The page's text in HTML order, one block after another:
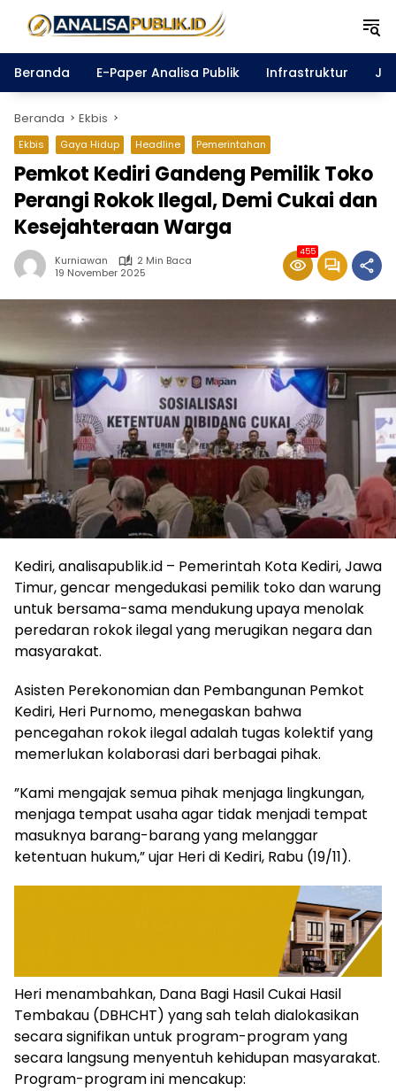
Beranda
E-Paper Analisa Publik Infrastruktur
Beranda Ekbis
Ekbis Gaya Hidup Headline Pemerintahan
Pemkot Kediri Gandeng Pemilik Toko
Perangi Rokok Ilegal, Demi Cukai dan
Kesejahteraan Warga
Kurniawan
2 Min Baca
19 November 2025
455
Kediri, analisapublik.id – Pemerintah Kota Kediri, Jawa
Timur, gencar mengedukasi pemilik toko dan warung
untuk bersama-sama mendukung upaya menolak
peredaran rokok ilegal yang merugikan negara dan
masyarakat.
​Asisten Perekonomian dan Pembangunan Pemkot
Kediri, Heri Purnomo, menegaskan bahwa
pencegahan rokok ilegal adalah tugas kolektif yang
memerlukan kolaborasi dari berbagai pihak.
​”Kami mengajak semua pihak menjaga lingkungan,
menjaga tempat usaha agar tidak menjadi tempat
masuknya barang-barang yang melanggar
ketentuan hukum,” ujar Heri di Kediri, Rabu (19/11).
​Heri menambahkan, Dana Bagi Hasil Cukai Hasil
Tembakau (DBHCHT) yang sah telah dialokasikan
secara signifikan untuk program-program yang
secara langsung menyentuh kehidupan masyarakat.
Program-program ini mencakup: